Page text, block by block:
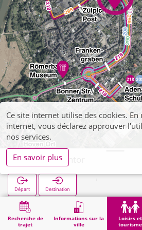
Recherche de
trajet
Informations sur la
ville
Loisirs et
tourisme
Zülpich, Kölntor
Départ Destination
Démarrage Loisirs et tourisme Zülpich, Kölntor
Ce site internet utilise des cookies.
internet, vous déclarez approuver
nos services.
En savoir plus